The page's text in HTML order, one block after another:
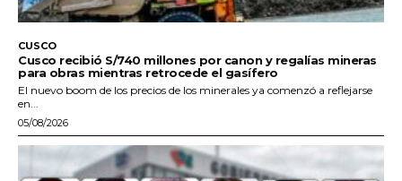
CUSCO
Cusco recibió S/740 millones por canon y regalías mineras
para obras mientras retrocede el gasífero
El nuevo boom de los precios de los minerales ya comenzó a reflejarse
en...
05/08/2026